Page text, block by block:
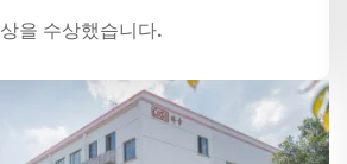
상을 수상했습니다.